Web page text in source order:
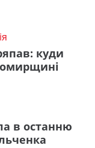
куди
в останню